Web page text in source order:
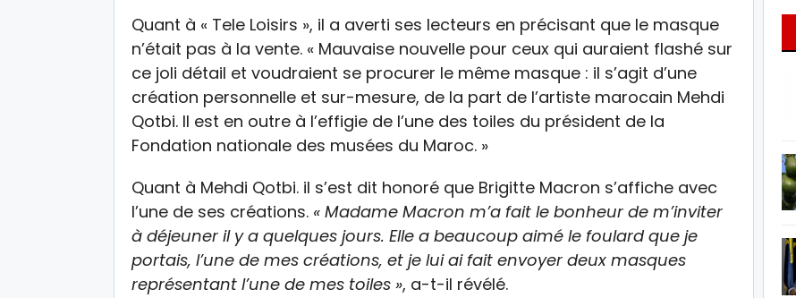
Quant à « Tele Loisirs », il a averti ses lecteurs en précisant que le masque
n’était pas à la vente. « Mauvaise nouvelle pour ceux qui auraient flashé sur
ce joli détail et voudraient se procurer le même masque : il s’agit d’une
création personnelle et sur-mesure, de la part de l’artiste marocain Mehdi
Qotbi. Il est en outre à l’effigie de l’une des toiles du président de la
Fondation nationale des musées du Maroc. »
Quant à Mehdi Qotbi. il s’est dit honoré que Brigitte Macron s’affiche avec
l’une de ses créations. « Madame Macron m’a fait le bonheur de m’inviter
à déjeuner il y a quelques jours. Elle a beaucoup aimé le foulard que je
portais, l’une de mes créations, et je lui ai fait envoyer deux masques
représentant l’une de mes toiles », a-t-il révélé.